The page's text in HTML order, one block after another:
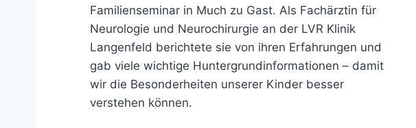
Familienseminar in Much zu Gast. Als Fachärztin für
Neurologie und Neurochirurgie an der LVR Klinik
Langenfeld berichtete sie von ihren Erfahrungen und
gab viele wichtige Huntergrundinformationen – damit
wir die Besonderheiten unserer Kinder besser
verstehen können.